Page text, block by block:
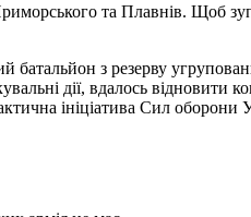
та Плавнів. Щоб
з резерву
дії, вдалось відновити
ініціатива Сил